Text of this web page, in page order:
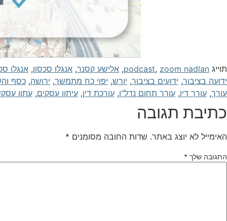
תוייג podcast, zoom nadlan
, אלישע קסנר, אנגלו סכסון, אנגלו
ידועה בציבור, ידועים בציבור, יורש, יפוי כח מתמשך, ירושה, כסף
עורך, עורך דין, עורך תחום נדל"ן, עורכת דין, עיתון עסקים, עתון
כתיבת תגובה
האימייל לא יוצג באתר. שדות החובה מסומנים *
התגובה שלך *